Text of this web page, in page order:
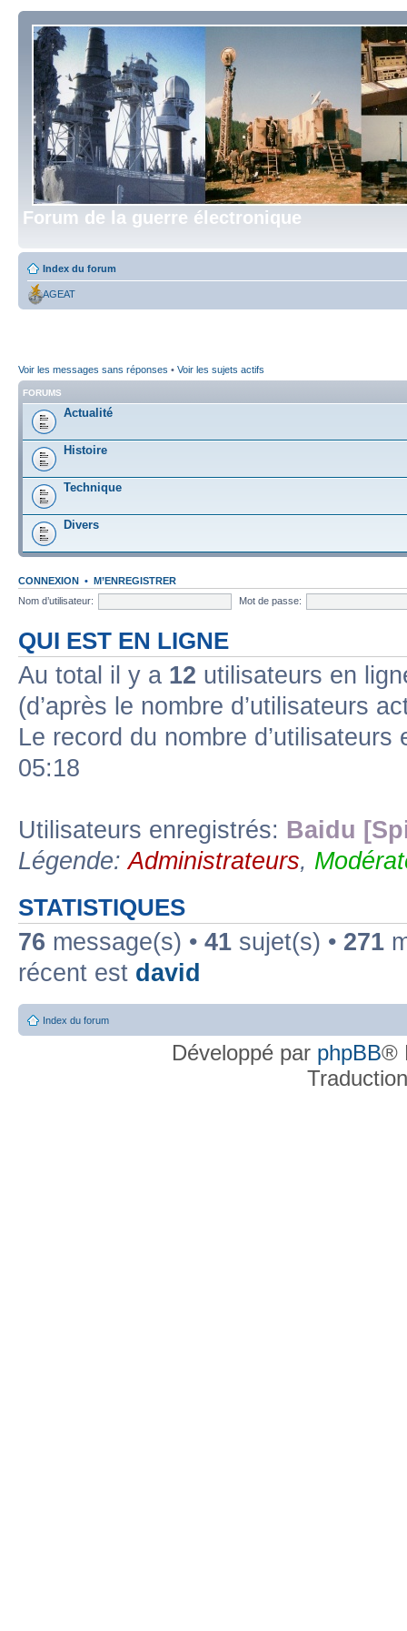
Forum de la guerre électronique
Index du forum
AGEAT
Voir les messages sans réponses • Voir les sujets actifs
FORUMS
Actualité
Histoire
Technique
Divers
CONNEXION • M’ENREGISTRER
Nom d’utilisateur:
Mot de passe:
QUI EST EN LIGNE
Au total il y a 12 utilisateurs en
(d’après le nombre d’utilisateurs
Le record du nombre
05:18
Utilisateurs enregistrés: Baidu
Légende:Administrateurs,
STATISTIQUES
76 message(s) • 41 sujet(s) • 271
récent est david
Index du forum
Développé par phpBB®